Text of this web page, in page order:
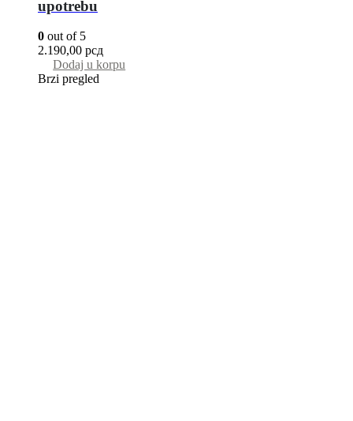
upotrebu
0 out of 5
2.190,00 рсд
Dodaj u korpu
Brzi pregled